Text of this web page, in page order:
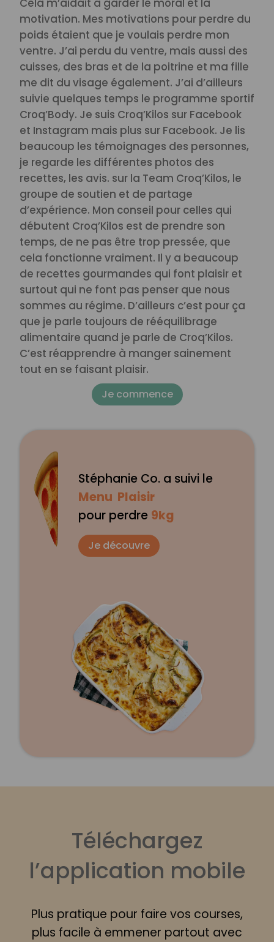
Cela m’aidait à garder le moral et la
motivation. Mes motivations pour perdre du
poids étaient que je voulais perdre mon
ventre. J’ai perdu du ventre, mais aussi des
cuisses, des bras et de la poitrine et ma fille
me dit du visage également. J’ai d’ailleurs
suivie quelques temps le programme sportif
Croq’Body. Je suis Croq’Kilos sur Facebook
et Instagram mais plus sur Facebook. Je lis
beaucoup les témoignages des personnes,
je regarde les différentes photos des
recettes, les avis. sur la Team Croq’Kilos, le
groupe de soutien et de partage
d’expérience. Mon conseil pour celles qui
débutent Croq’Kilos est de prendre son
temps, de ne pas être trop pressée, que
cela fonctionne vraiment. Il y a beaucoup
de recettes gourmandes qui font plaisir et
surtout qui ne font pas penser que nous
sommes au régime. D’ailleurs c’est pour ça
que je parle toujours de rééquilibrage
alimentaire quand je parle de Croq’Kilos.
C’est réapprendre à manger sainement
tout en se faisant plaisir.
Je commence
Stéphanie Co. a suivi le
Menu Plaisir
pour perdre 9kg
Je découvre
Téléchargez
l’application mobile
Plus pratique pour faire vos courses,
plus facile à emmener partout avec